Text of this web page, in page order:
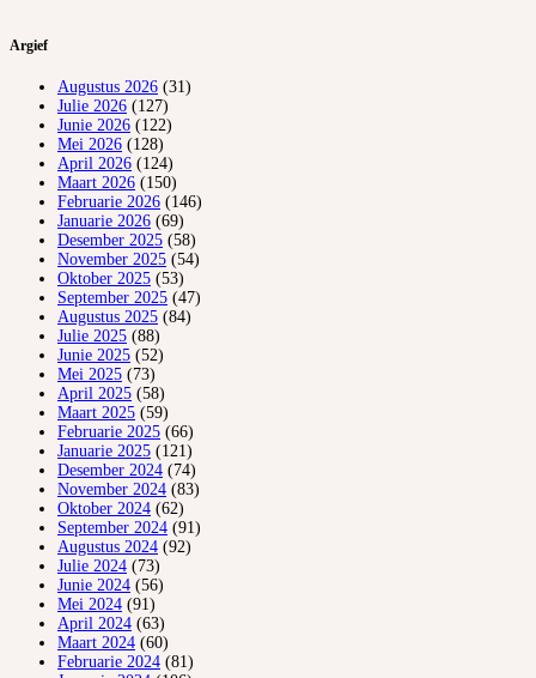
Argief
Augustus 2026 (31)
Julie 2026 (127)
Junie 2026 (122)
Mei 2026 (128)
April 2026 (124)
Maart 2026 (150)
Februarie 2026 (146)
Januarie 2026 (69)
Desember 2025 (58)
November 2025 (54)
Oktober 2025 (53)
September 2025 (47)
Augustus 2025 (84)
Julie 2025 (88)
Junie 2025 (52)
Mei 2025 (73)
April 2025 (58)
Maart 2025 (59)
Februarie 2025 (66)
Januarie 2025 (121)
Desember 2024 (74)
November 2024 (83)
Oktober 2024 (62)
September 2024 (91)
Augustus 2024 (92)
Julie 2024 (73)
Junie 2024 (56)
Mei 2024 (91)
April 2024 (63)
Maart 2024 (60)
Februarie 2024 (81)